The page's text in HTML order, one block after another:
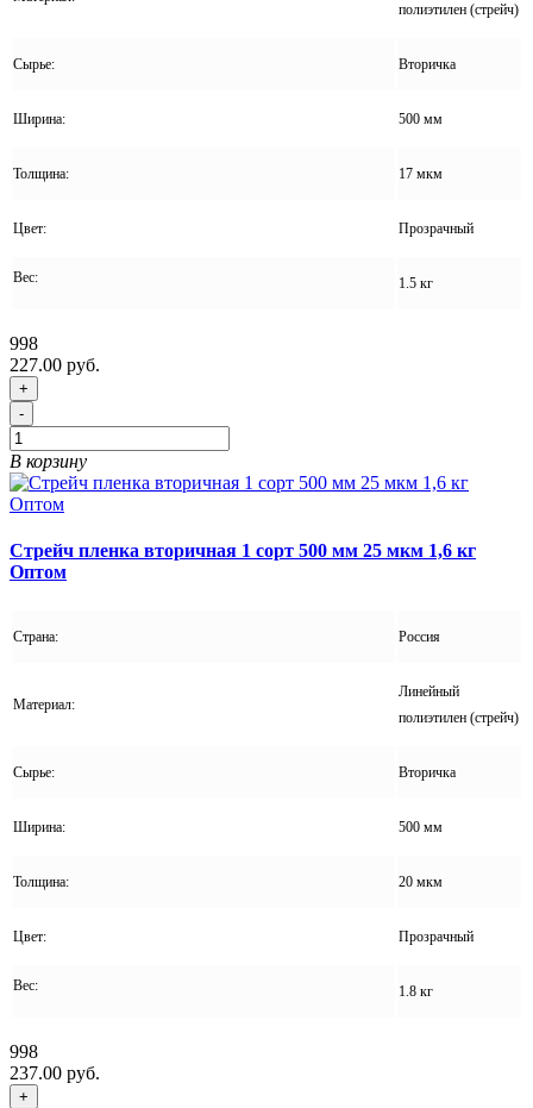
полиэтилен (стрейч)
Сырье: Вторичка
Ширина: 500 мм
Толщина: 17 мкм
Цвет: Прозрачный
Вес: 1.5 кг
998
227.00 руб.
+
-
В корзину
Стрейч пленка вторичная 1 сорт 500 мм 25 мкм 1,6 кг
Оптом
Страна: Россия
Материал:
Линейный
полиэтилен (стрейч)
Сырье: Вторичка
Ширина: 500 мм
Толщина: 20 мкм
Цвет: Прозрачный
Вес: 1.8 кг
998
237.00 руб.
+